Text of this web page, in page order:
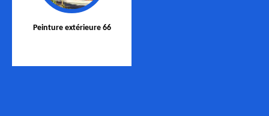
Peinture extérieure 66